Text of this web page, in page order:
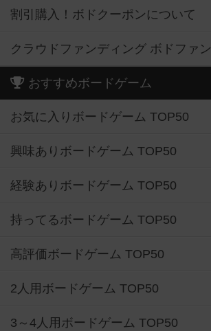
割引購入！ボドクーポンについて
クラウドファンディング ボドファン
おすすめボードゲーム
お気に入りボードゲーム TOP50
興味ありボードゲーム TOP50
経験ありボードゲーム TOP50
持ってるボードゲーム TOP50
高評価ボードゲーム TOP50
2人用ボードゲーム TOP50
3～4人用ボードゲーム TOP50